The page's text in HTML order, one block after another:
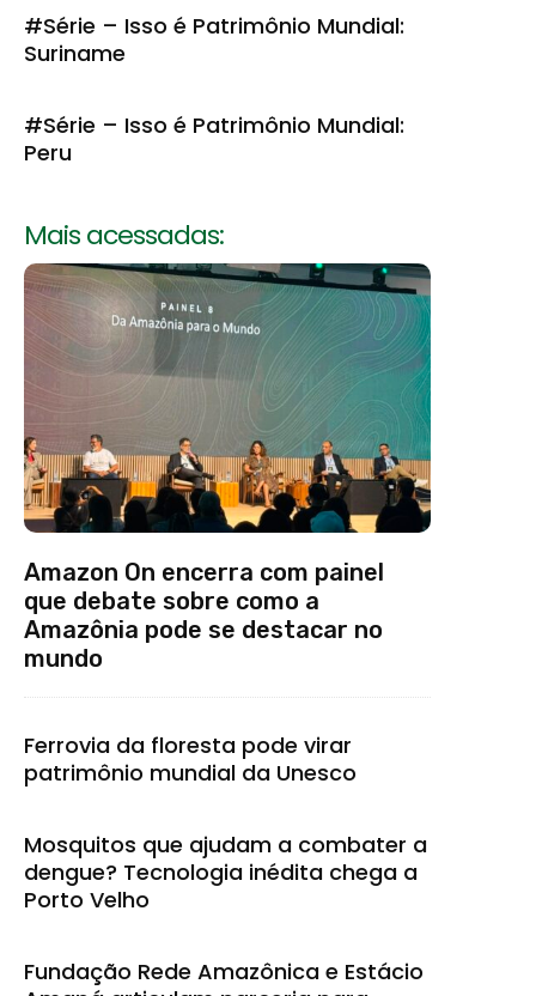
#Série – Isso é Patrimônio Mundial:
Suriname
#Série – Isso é Patrimônio Mundial:
Peru
Mais acessadas:
Amazon On encerra com painel
que debate sobre como a
Amazônia pode se destacar no
mundo
Ferrovia da floresta pode virar
patrimônio mundial da Unesco
Mosquitos que ajudam a combater a
dengue? Tecnologia inédita chega a
Porto Velho
Fundação Rede Amazônica e Estácio